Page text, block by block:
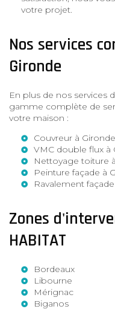
votre projet.
Nos services
Gironde
En plus de nos services
gamme complète de
votre maison :
Couvreur à Gironde
VMC double flux à
Nettoyage toiture
Peinture façade à
Ravalement
Zones
HABITAT
Bordeaux
Libourne
Mérignac
Biganos